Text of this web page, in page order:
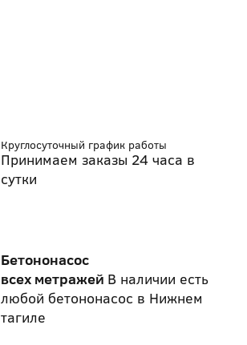
Круглосуточный график работы
Принимаем заказы 24 часа в
сутки
Бетононасос
всех метражей В наличии есть
любой бетононасос в Нижнем
тагиле